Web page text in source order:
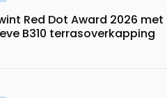
Red Dot Award 2026 met
B310 terrasoverkapping